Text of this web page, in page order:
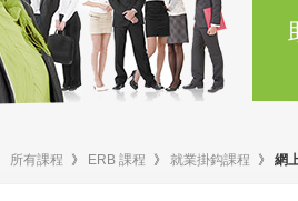
所有課程 》 ERB 課程 》 就業掛鈎課程 》 網